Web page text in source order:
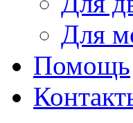
Для
Помощь